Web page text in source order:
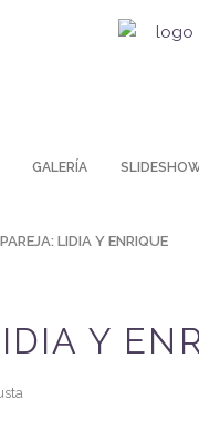
GALERÍA
LIDIA Y ENRIQUE
Y